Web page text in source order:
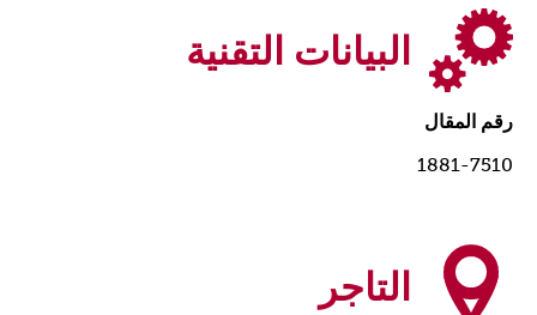
البيانات التقنية
رقم المقال
1881-7510
التاجر